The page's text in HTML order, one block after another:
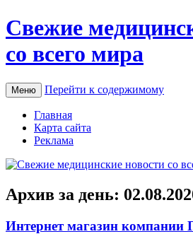
Свежие
со всего мира
Меню Перейти к содержимому
Главная
Карта сайта
Реклама
Архив за день:
Интернет магазин компании